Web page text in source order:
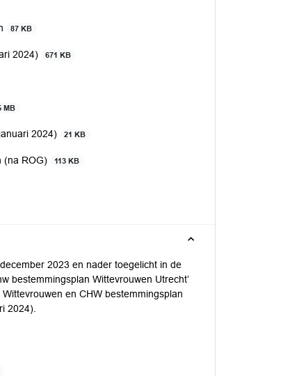
87 KB
2024) 671 KB
MB
2024) 21 KB
(na ROG) 113 KB
2023 en nader toegelicht in de
bestemmingsplan Wittevrouwen Utrecht’
en CHW bestemmingsplan
2024).